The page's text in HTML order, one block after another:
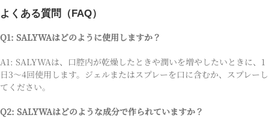
よくある質問（FAQ）
Q1: SALYWAはどのように使用しますか？
A1: SALYWAは、口腔内が乾燥したときや潤いを増やしたいときに、1
日3〜4回使用します。ジェルまたはスプレーを口に含むか、スプレーし
てください。
Q2: SALYWAはどのような成分で作られていますか？